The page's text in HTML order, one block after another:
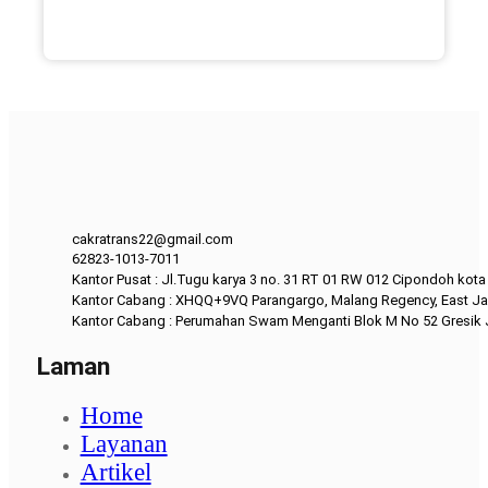
cakratrans22@gmail.com
62823-1013-7011
Kantor Pusat : Jl.Tugu karya 3 no. 31 RT 01 RW 012 Cipondoh
Kantor Cabang : XHQQ+9VQ Parangargo, Malang Regency, East
Kantor Cabang : Perumahan Swam Menganti Blok M No 52 Gresik
Laman
Home
Layanan
Artikel